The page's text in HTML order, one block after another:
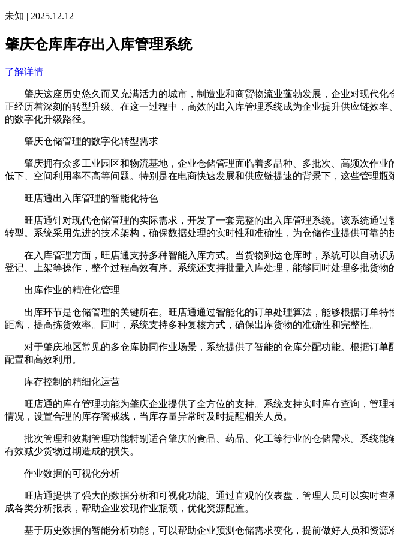
未知 | 2025.12.12
肇庆仓库库存出入库管理系统
了解详情
肇庆这座历史悠久而又充满活力的城市，制造业和商贸物流业蓬勃发展，企业对现代化
正经历着深刻的转型升级。在这一过程中，高效的出入库管理系统成为企业提升供应链效
的数字化升级路径。
肇庆仓储管理的数字化转型需求
肇庆拥有众多工业园区和物流基地，企业仓储管理面临着多品种、多批次、高频次作业
低下、空间利用率不高等问题。特别是在电商快速发展和供应链提速的背景下，这些管理瓶
旺店通出入库管理的智能化特色
旺店通针对现代仓储管理的实际需求，开发了一套完整的出入库管理系统。该系统通过
转型。系统采用先进的技术架构，确保数据处理的实时性和准确性，为仓储作业提供可靠的
在入库管理方面，旺店通支持多种智能入库方式。当货物到达仓库时，系统可以自动识
登记、上架等操作，整个过程高效有序。系统还支持批量入库处理，能够同时处理多批货物
出库作业的精准化管理
出库环节是仓储管理的关键所在。旺店通通过智能化的订单处理算法，能够根据订单特
距离，提高拣货效率。同时，系统支持多种复核方式，确保出库货物的准确性和完整性。
对于肇庆地区常见的多仓库协同作业场景，系统提供了智能的仓库分配功能。根据订单
配置和高效利用。
库存控制的精细化运营
旺店通的库存管理功能为肇庆企业提供了全方位的支持。系统支持实时库存查询，管理
情况，设置合理的库存警戒线，当库存量异常时及时提醒相关人员。
批次管理和效期管理功能特别适合肇庆的食品、药品、化工等行业的仓储需求。系统能
有效减少货物过期造成的损失。
作业数据的可视化分析
旺店通提供了强大的数据分析和可视化功能。通过直观的仪表盘，管理人员可以实时查
成各类分析报表，帮助企业发现作业瓶颈，优化资源配置。
基于历史数据的智能分析功能，可以帮助企业预测仓储需求变化，提前做好人员和资源